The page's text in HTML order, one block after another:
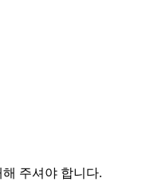
주셔야 합니다.